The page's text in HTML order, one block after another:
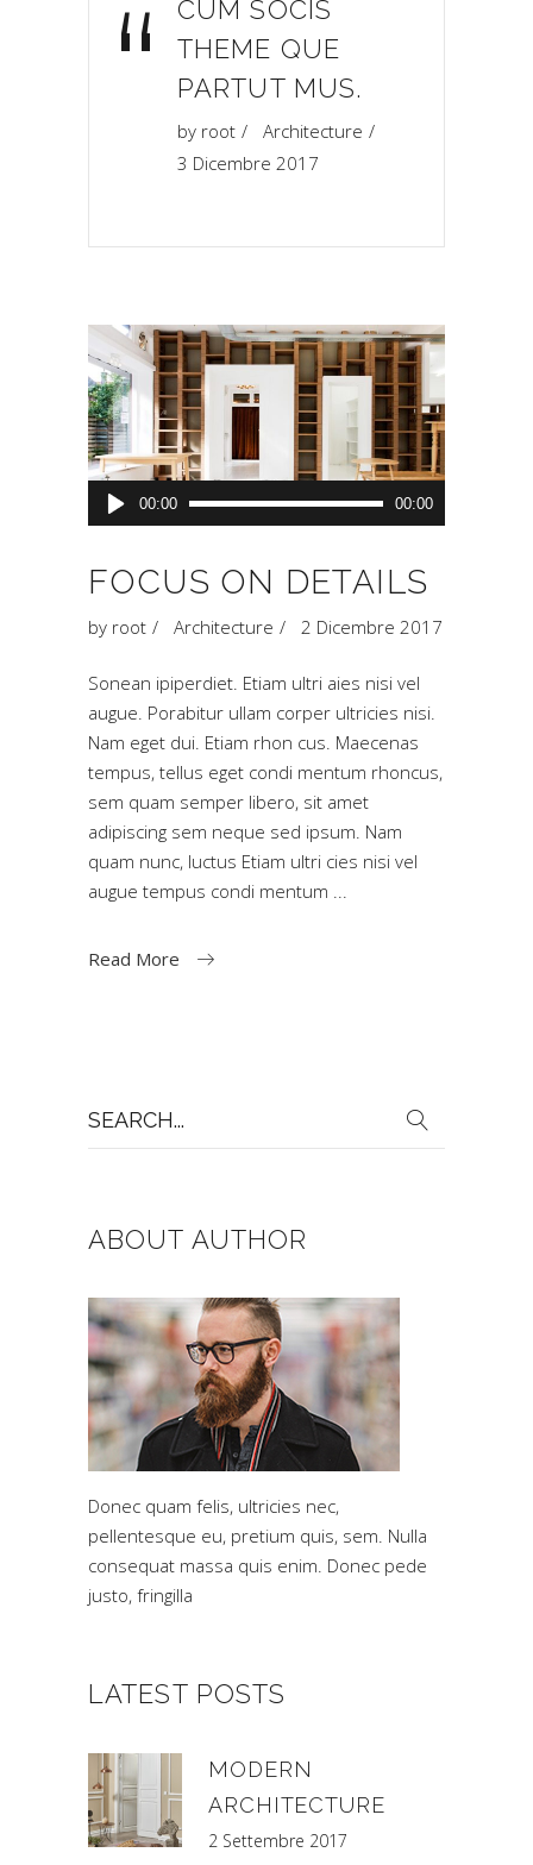
“
CUM SOCIS
THEME QUE
PARTUT MUS.
by root
Architecture
3 Dicembre 2017
Audio
Player
00:00 00:00
FOCUS ON DETAILS
by root Architecture 2 Dicembre 2017
Sonean ipiperdiet. Etiam ultri aies nisi vel
augue. Porabitur ullam corper ultricies nisi.
Nam eget dui. Etiam rhon cus. Maecenas
tempus, tellus eget condi mentum rhoncus,
sem quam semper libero, sit amet
adipiscing sem neque sed ipsum. Nam
quam nunc, luctus Etiam ultri cies nisi vel
augue tempus condi mentum
Read More
for:
ABOUT AUTHOR
Donec quam felis, ultricies nec,
pellentesque eu, pretium quis, sem. Nulla
consequat massa quis enim. Donec pede
justo, fringilla
LATEST POSTS
MODERN
ARCHITECTURE
2 Settembre 2017